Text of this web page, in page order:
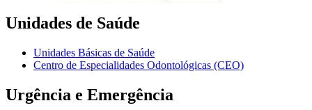
Unidades de Saúde
Unidades Básicas de Saúde
Centro de Especialidades Odontológicas (CEO)
Urgência e Emergência